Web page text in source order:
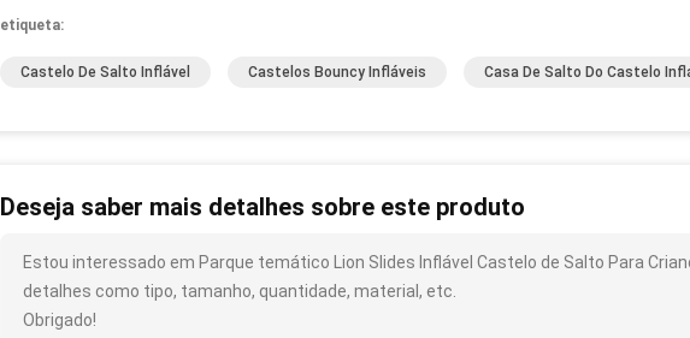
etiqueta:
Castelo De Salto Inflável Castelos Bouncy Infláveis Casa De Salto Do Castelo
Deseja saber mais detalhes sobre este produto
Estou interessado em Parque temático Lion Slides Inflável Castelo de Salto Para
detalhes como tipo, tamanho, quantidade, material, etc.
Obrigado!